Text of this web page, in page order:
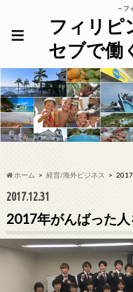
～フ
フィリピ
セブで働
≡
ホーム 経営/海外ビジネス
2017.12.31
2017年がんばった